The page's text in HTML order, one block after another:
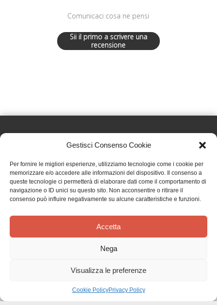
Gestisci Consenso Cookie
Per fornire le migliori esperienze, utilizziamo tecnologie come i cookie per
memorizzare e/o accedere alle informazioni del dispositivo. Il consenso a
queste tecnologie ci permetterà di elaborare dati come il comportamento di
navigazione o ID unici su questo sito. Non acconsentire o ritirare il
consenso può influire negativamente su alcune caratteristiche e funzioni.
Accetta
Nega
Visualizza le preferenze
Cookie PolicyPrivacy Policy
Comunicaci cosa ne pensi
Sii il primo a scrivere una
recensione
Effatà Editrice di Pellegrino Paolo SAS
C.F. e P.IVA 09655250018
Via Tre Denti, 1 - 10060 Cantalupa (TO)
Telefono: (+39) 0121 353452 - Fax: (+39) 0121 353839
TERMINI E CONDIZIONI